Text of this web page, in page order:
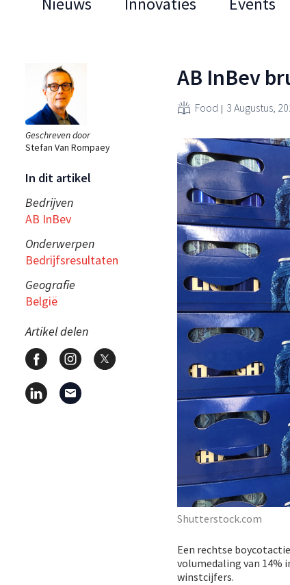
Geschreven door
Stefan Van Rompaey
In dit artikel
Bedrijven
AB InBev
Onderwerpen
Bedrijfsresultaten
Geografie
België
Artikel delen
AB InBev
Food 3 Augustus,
Shutterstock.com
Een rechtse
volumedaling van 14%
winstcijfers.